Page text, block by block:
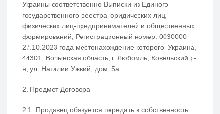
Украины соответственно Выписки из Единого
государственного реестра юридических лиц,
физических лиц-предпринимателей и общественных
формирований, Регистрационный номер: 0030000
27.10.2023 года местонахождение которого: Украина,
44301, Волынская область, г. Любомль, Ковельский р-
н, ул. Наталии Ужвий, дом. 5а.
2. Предмет Договора
2.1. Продавец обязуется передать в собственность